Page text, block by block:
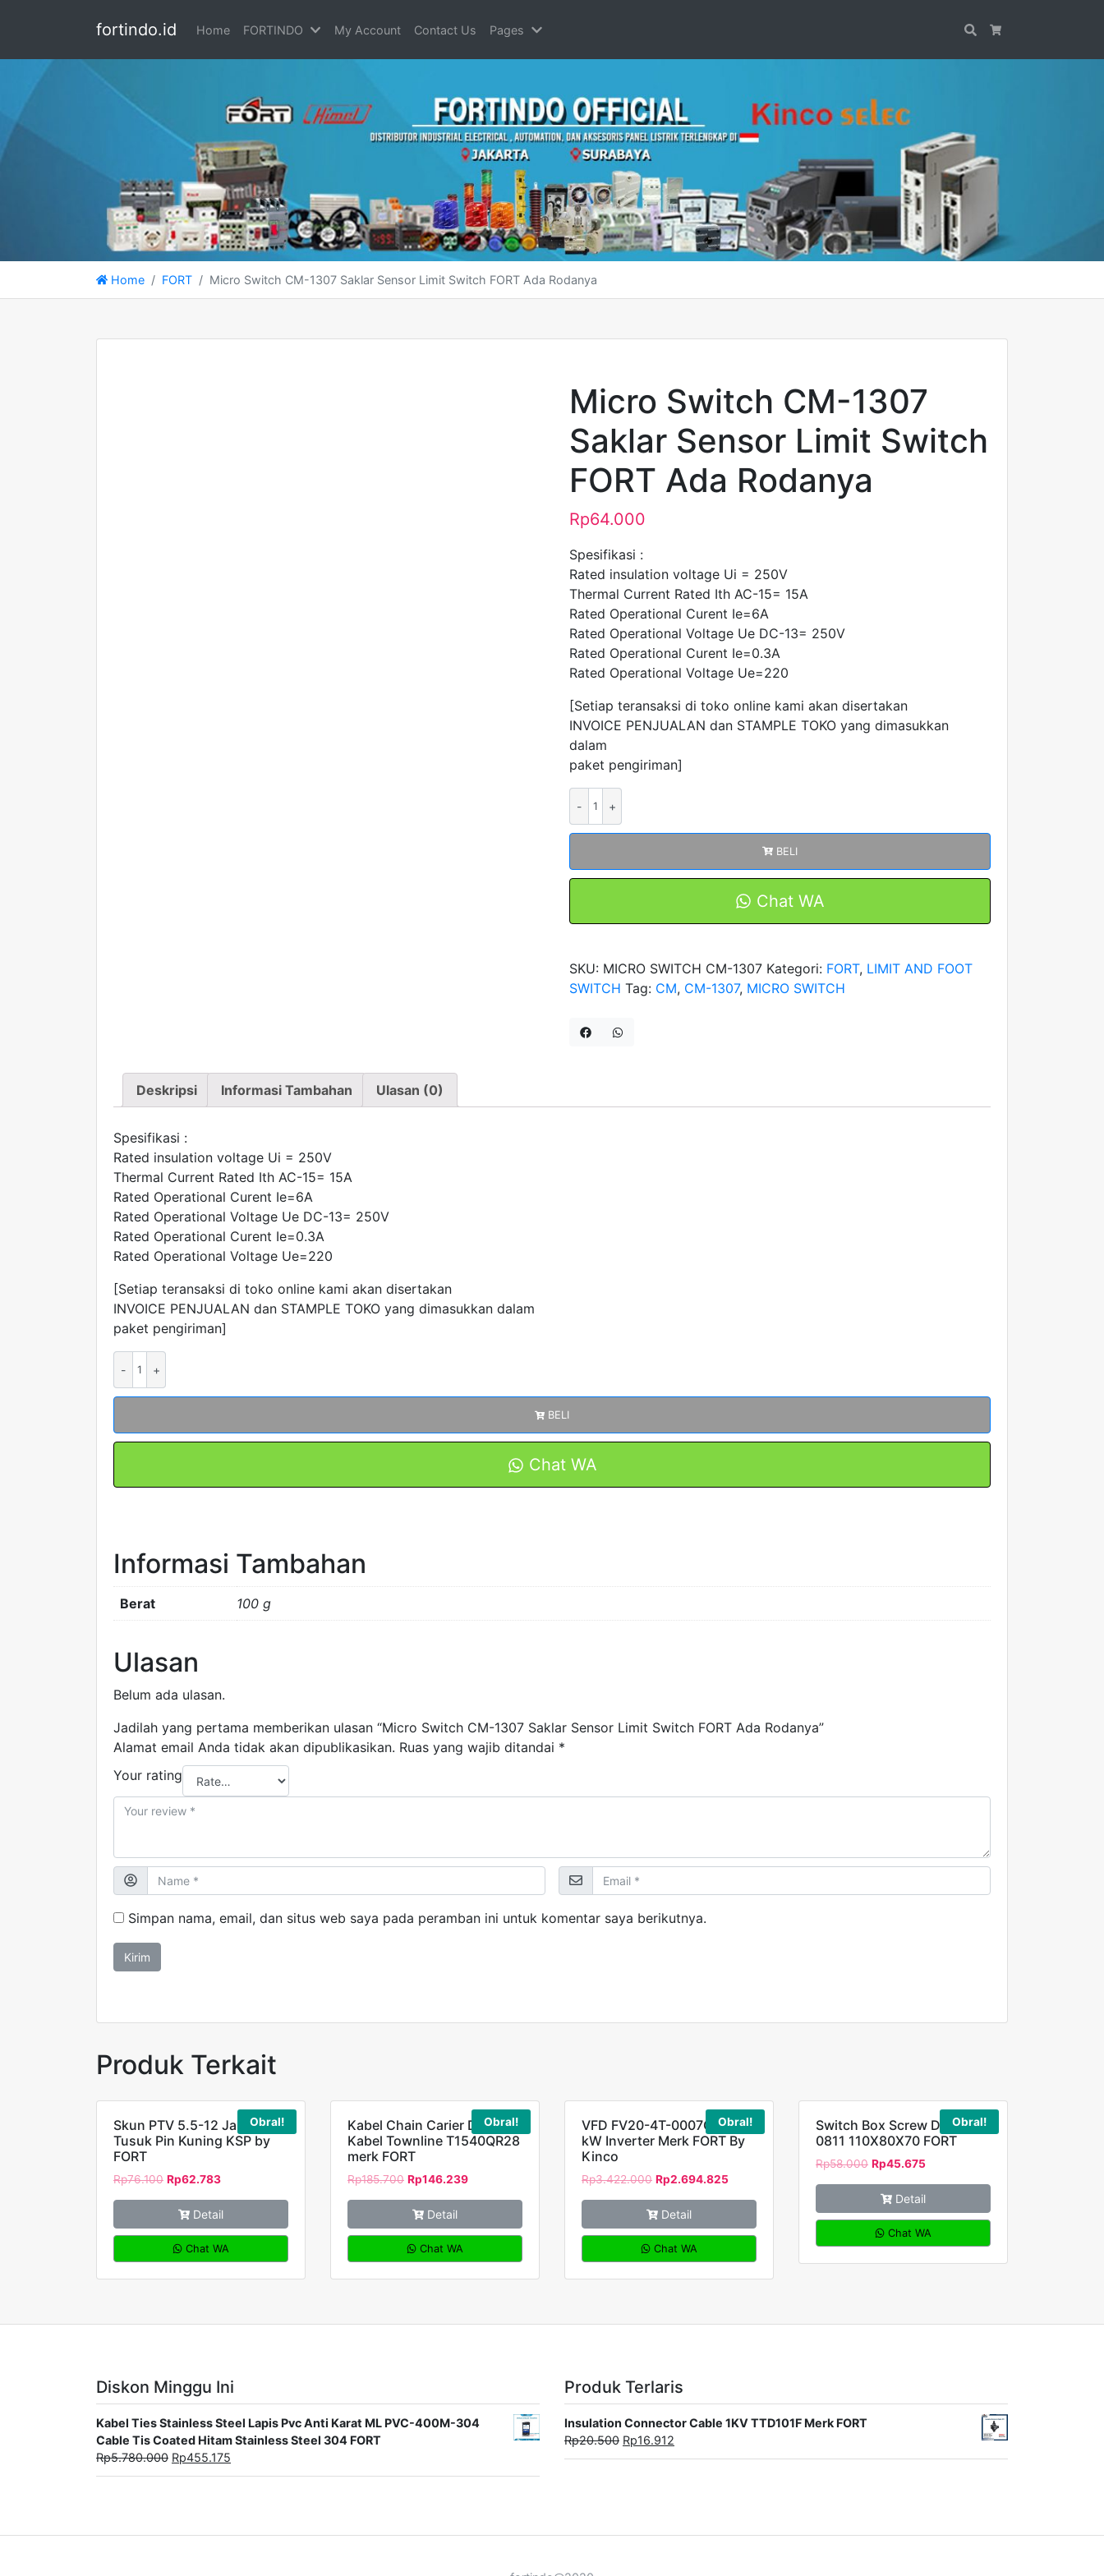
fortindo.id Home FORTINDO My Account Contact Us Pages Search
Home FORT Micro Switch CM-1307 Saklar Sensor Limit Switch FORT Ada Rodanya
Micro Switch CM-1307
Saklar Sensor Limit Switch
FORT Ada Rodanya
Rp64.000
Spesifikasi :
Rated insulation voltage Ui = 250V
Thermal Current Rated Ith AC-15= 15A
Rated Operational Curent Ie=6A
Rated Operational Voltage Ue DC-13= 250V
Rated Operational Curent Ie=0.3A
Rated Operational Voltage Ue=220
[Setiap teransaksi di toko online kami akan disertakan
INVOICE PENJUALAN dan STAMPLE TOKO yang dimasukkan
dalam
paket pengiriman]
Switch
1307
FORT
Ada
BELI
Chat WA
SKU: MICRO SWITCH CM-1307 Kategori: FORT, LIMIT AND FOOT
SWITCH Tag: CM, CM-1307, MICRO SWITCH
Deskripsi Informasi Tambahan Ulasan (0)
Spesifikasi :
Rated insulation voltage Ui = 250V
Thermal Current Rated Ith AC-15= 15A
Rated Operational Curent Ie=6A
Rated Operational Voltage Ue DC-13= 250V
Rated Operational Curent Ie=0.3A
Rated Operational Voltage Ue=220
[Setiap teransaksi di toko online kami akan disertakan
INVOICE PENJUALAN dan STAMPLE TOKO yang dimasukkan dalam
paket pengiriman]
Kuantitas
Switch
1307
Ada
Rodanya
BELI
Chat WA
Informasi Tambahan
Berat 100 g
Ulasan
Belum ada ulasan.
Jadilah yang pertama memberikan ulasan “Micro Switch CM-1307 Saklar Sensor Limit Switch FORT Ada Rodanya”
Alamat email Anda tidak akan dipublikasikan. Ruas yang wajib ditandai *
Your rating
Simpan nama, email, dan situs web saya pada peramban ini untuk komentar saya berikutnya.
Produk Terkait
Obral!
Skun PTV 5.5-12 Jarum
Tusuk Pin Kuning KSP by
FORT
Rp76.100 Rp62.783
Detail
Chat WA
Obral!
Kabel Chain Carier Drag
Kabel Townline T1540QR28
merk FORT
Rp185.700 Rp146.239
Detail
Chat WA
Obral!
VFD FV20-4T-0007G 0,75
kW Inverter Merk FORT By
Kinco
Rp3.422.000 Rp2.694.825
Detail
Chat WA
Obral!
Switch Box Screw DS-AG-
0811 110X80X70 FORT
Rp58.000 Rp45.675
Detail
Chat WA
Diskon Minggu Ini
Kabel Ties Stainless Steel Lapis Pvc Anti Karat ML PVC-400M-304
Cable Tis Coated Hitam Stainless Steel 304 FORT
Rp5.780.000 Rp455.175
Produk Terlaris
Insulation Connector Cable 1KV TTD101F Merk FORT
Rp20.500 Rp16.912